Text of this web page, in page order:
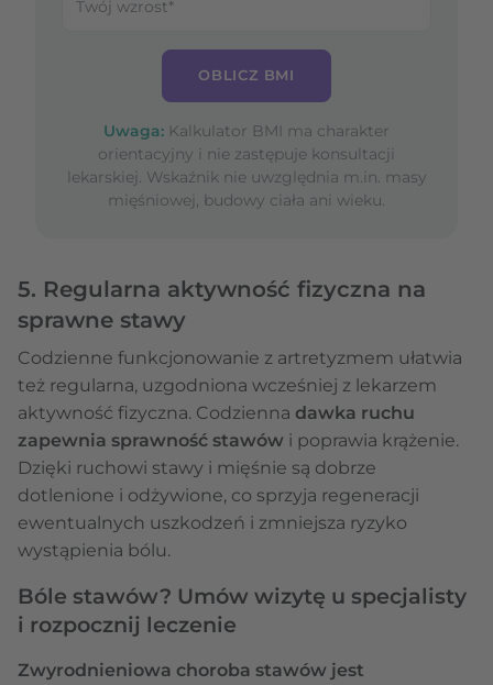
OBLICZ BMI
Uwaga: Kalkulator BMI ma charakter
orientacyjny i nie zastępuje konsultacji
lekarskiej. Wskaźnik nie uwzględnia m.in. masy
mięśniowej, budowy ciała ani wieku.
5. Regularna aktywność fizyczna na
sprawne stawy
Codzienne funkcjonowanie z artretyzmem ułatwia
też regularna, uzgodniona wcześniej z lekarzem
aktywność fizyczna. Codzienna dawka ruchu
zapewnia sprawność stawów i poprawia krążenie.
Dzięki ruchowi stawy i mięśnie są dobrze
dotlenione i odżywione, co sprzyja regeneracji
ewentualnych uszkodzeń i zmniejsza ryzyko
wystąpienia bólu.
Bóle stawów? Umów wizytę u specjalisty
i rozpocznij leczenie
Zwyrodnieniowa choroba stawów jest